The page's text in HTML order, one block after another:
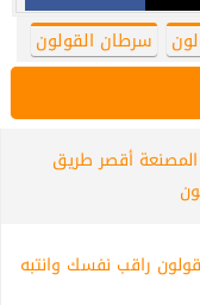
سرطان القولون
أقصر طريق
راقب نفسك وانتبه